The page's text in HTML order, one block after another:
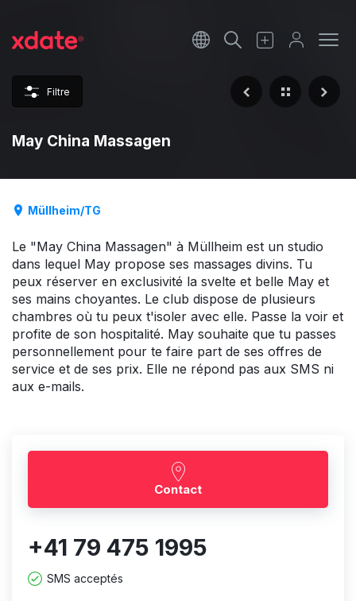
Filtre
May China Massagen
Müllheim/TG
Le "May China Massagen" à Müllheim est un studio
dans lequel May propose ses massages divins. Tu
peux réserver en exclusivité la svelte et belle May et
ses mains choyantes. Le club dispose de plusieurs
chambres où tu peux t'isoler avec elle. Passe la voir et
profite de son hospitalité. May souhaite que tu passes
personnellement pour te faire part de ses offres de
service et de ses prix. Elle ne répond pas aux SMS ni
aux e-mails.
Contact
+41 79 475 1995
SMS acceptés